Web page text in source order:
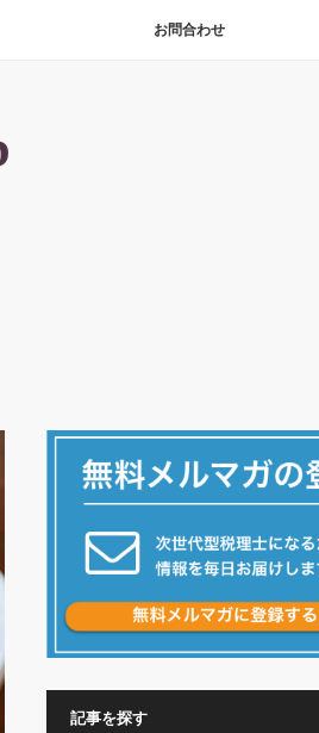
お問合わせ
記事を探す